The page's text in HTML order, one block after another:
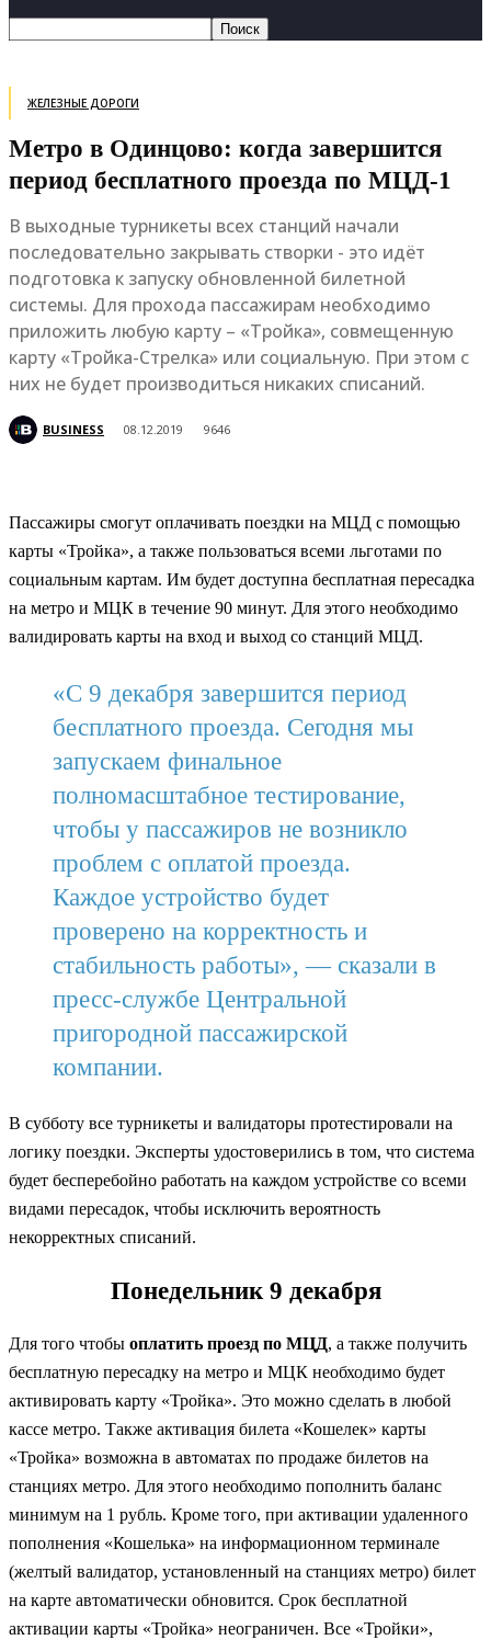
ЖЕЛЕЗНЫЕ ДОРОГИ
Метро в Одинцово: когда завершится
период бесплатного проезда по МЦД-1
В выходные турникеты всех станций начали
последовательно закрывать створки - это идёт
подготовка к запуску обновленной билетной
системы. Для прохода пассажирам необходимо
приложить любую карту – «Тройка», совмещенную
карту «Тройка-Стрелка» или социальную. При этом с
них не будет производиться никаких списаний.
BUSINESS 08.12.2019 9646
Пассажиры смогут оплачивать поездки на МЦД с помощью
карты «Тройка», а также пользоваться всеми льготами по
социальным картам. Им будет доступна бесплатная пересадка
на метро и МЦК в течение 90 минут. Для этого необходимо
валидировать карты на вход и выход со станций МЦД.
«С 9 декабря завершится период
бесплатного проезда. Сегодня мы
запускаем финальное
полномасштабное тестирование,
чтобы у пассажиров не возникло
проблем с оплатой проезда.
Каждое устройство будет
проверено на корректность и
стабильность работы», — сказали в
пресс-службе Центральной
пригородной пассажирской
компании.
В субботу все турникеты и валидаторы протестировали на
логику поездки. Эксперты удостоверились в том, что система
будет бесперебойно работать на каждом устройстве со всеми
видами пересадок, чтобы исключить вероятность
некорректных списаний.
Понедельник 9 декабря
Для того чтобы оплатить проезд по МЦД, а также получить
бесплатную пересадку на метро и МЦК необходимо будет
активировать карту «Тройка». Это можно сделать в любой
кассе метро. Также активация билета «Кошелек» карты
«Тройка» возможна в автоматах по продаже билетов на
станциях метро. Для этого необходимо пополнить баланс
минимум на 1 рубль. Кроме того, при активации удаленного
пополнения «Кошелька» на информационном терминале
(желтый валидатор, установленный на станциях метро) билет
на карте автоматически обновится. Срок бесплатной
активации карты «Тройка» неограничен. Все «Тройки»,